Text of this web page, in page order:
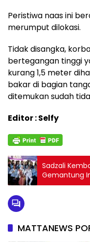
Peristiwa naas ini
merumput dilokasi.
Tidak disangka,
bertegangan tinggi
kurang 1,5 meter
bakar di bagian
ditemukan sudah
Editor : Selfy
Sadzali
Gemantung
MATTANEWS